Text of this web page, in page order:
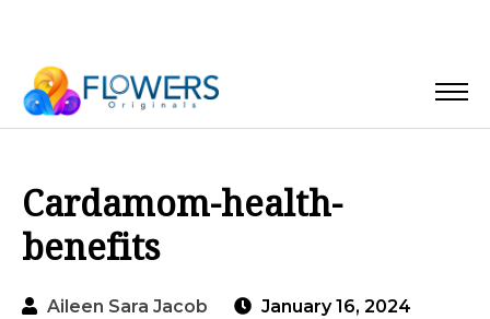
Cardamom-health-
benefits
Aileen Sara Jacob January 16, 2024